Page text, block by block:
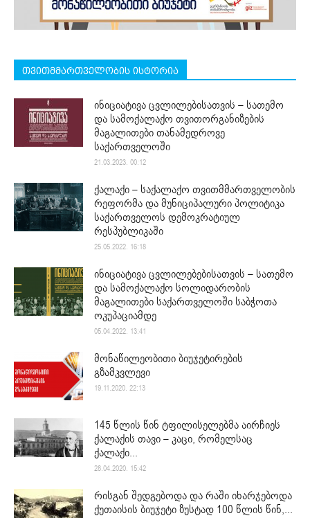
თვითმმართველობის ისტორია
ინიციატივა ცვლილებისათვის – სათემო
და სამოქალაქო თვითორგანიზების
მაგალითები თანამედროვე
საქართველოში
21.03.2023. 00:12
ქალაქი – საქალაქო თვითმმართველობის
რეფორმა და მუნიციპალური პოლიტიკა
საქართველოს დემოკრატიულ
რესპუბლიკაში
25.05.2022. 16:18
ინიციატივა ცვლილებებისათვის – სათემო
და სამოქალაქო სოლიდარობის
მაგალითები საქართველოში საბჭოთა
ოკუპაციამდე
05.04.2022. 13:41
მონაწილეობითი ბიუჯეტირების
გზამკვლევი
19.11.2020. 22:13
145 წლის წინ ტფილისელებმა აირჩიეს
ქალაქის თავი – კაცი, რომელსაც
ქალაქი...
28.04.2020. 15:42
რისგან შედგებოდა და რაში იხარჯებოდა
ქუთაისის ბიუჯეტი ზუსტად 100 წლის წინ,...